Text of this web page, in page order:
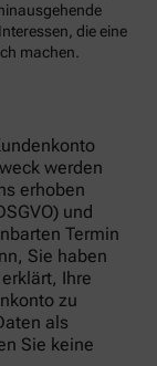
die eine
machen.
werden
erhoben
und
Termin
Sie haben
Ihre
zu
als
Sie keine